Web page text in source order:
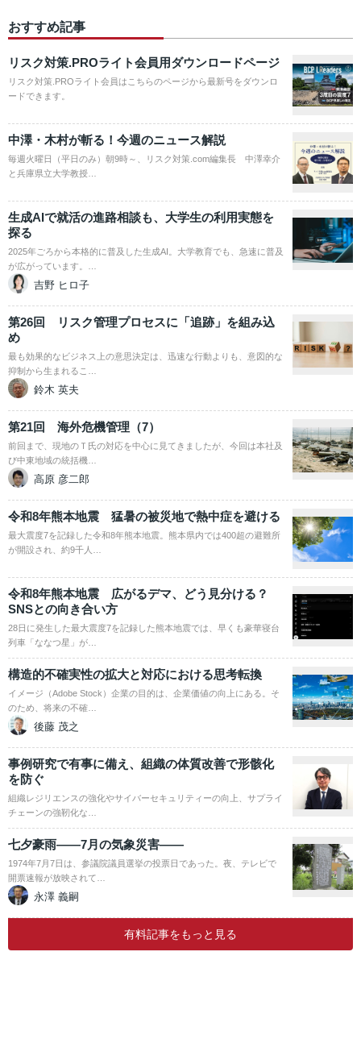
おすすめ記事
リスク対策.PROライト会員用ダウンロードページ
リスク対策.PROライト会員はこちらのページから最新号をダウンロ
ードできます。
中澤・木村が斬る！今週のニュース解説
毎週火曜日（平日のみ）朝9時～、リスク対策.com編集長 中澤幸介
と兵庫県立大学教授…
生成AIで就活の進路相談も、大学生の利用実態を
探る
2025年ごろから本格的に普及した生成AI。大学教育でも、急速に普及
が広がっています。…
吉野 ヒロ子
第26回 リスク管理プロセスに「追跡」を組み込
め
最も効果的なビジネス上の意思決定は、迅速な行動よりも、意図的な
抑制から生まれるこ…
鈴木 英夫
第21回 海外危機管理（7）
前回まで、現地のＴ氏の対応を中心に見てきましたが、今回は本社及
び中東地域の統括機…
高原 彦二郎
令和8年熊本地震 猛暑の被災地で熱中症を避ける
最大震度7を記録した令和8年熊本地震。熊本県内では400超の避難所
が開設され、約9千人…
令和8年熊本地震 広がるデマ、どう見分ける？
SNSとの向き合い方
28日に発生した最大震度7を記録した熊本地震では、早くも豪華寝台
列車「ななつ星」が…
構造的不確実性の拡大と対応における思考転換
イメージ（Adobe Stock）企業の目的は、企業価値の向上にある。そ
のため、将来の不確…
後藤 茂之
事例研究で有事に備え、組織の体質改善で形骸化
を防ぐ
組織レジリエンスの強化やサイバーセキュリティーの向上、サプライ
チェーンの強靭化な…
七夕豪雨――7月の気象災害――
1974年7月7日は、参議院議員選挙の投票日であった。夜、テレビで
開票速報が放映されて…
永澤 義嗣
有料記事をもっと見る